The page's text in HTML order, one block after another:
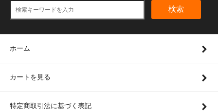
検索
ホーム
カートを見る
特定商取引法に基づく表記